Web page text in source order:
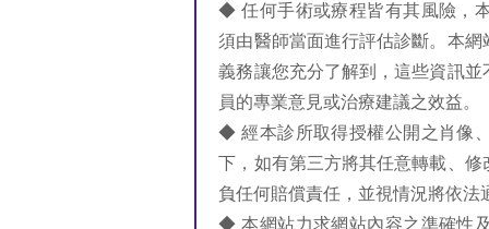
◆ 任何手術或療程皆有其風險，
須由醫師當面進行評估診斷。本
義務讓您充分了解到，這些資訊
員的專業意見或治療建議之效益。
◆ 經本診所取得授權公開之肖像
下，如有第三方將其任意轉載、
負任何賠償責任，並視情況將依法
◆ 本網站力求網站內容之準確性